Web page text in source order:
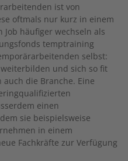
ist von
oftmals nur kurz in einem
häufiger wechseln als
temptraining
selbst:
und sich so fit
die Branche. Eine
einen
sie beispielsweise
in einem
Fachkräfte zur Verfügung